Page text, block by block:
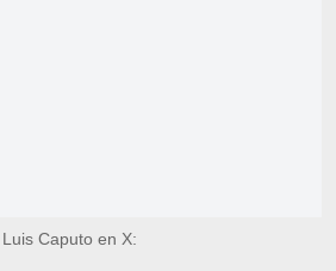
Luis Caputo en X: